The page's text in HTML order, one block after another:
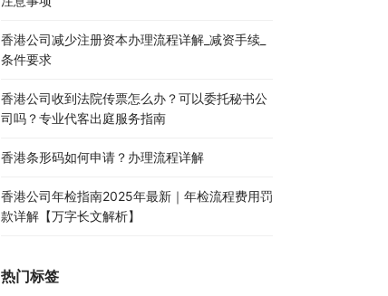
香港公司减少注册资本办理流程详解_减资手续_
条件要求
香港公司收到法院传票怎么办？可以委托秘书公
司吗？专业代客出庭服务指南
香港条形码如何申请？办理流程详解
香港公司年检指南2025年最新｜年检流程费用罚
款详解【万字长文解析】
热门标签